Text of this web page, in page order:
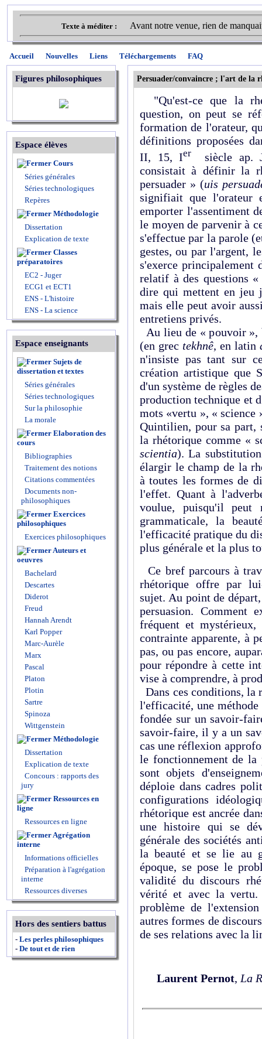
Texte à méditer : Avant notre venue, rien de
Accueil Nouvelles Liens Téléchargements FAQ
Figures philosophiques
Espace élèves
Cours
Séries générales
Séries technologiques
Repères
Méthodologie
Dissertation
Explication de texte
Classes
préparatoires
EC2 - Juger
ECG1 et ECT1
ENS - L'histoire
ENS - La science
Espace enseignants
Sujets de
dissertation et textes
Séries générales
Séries technologiques
Sur la philosophie
La morale
Elaboration des
cours
Bibliographies
Traitement des notions
Citations commentées
Documents non-
philosophiques
Exercices
philosophiques
Exercices philosophiques
Auteurs et
oeuvres
Bachelard
Descartes
Diderot
Freud
Hannah Arendt
Karl Popper
Marc-Aurèle
Marx
Pascal
Platon
Plotin
Sartre
Spinoza
Wittgenstein
Méthodologie
Dissertation
Explication de texte
Concours : rapports des
jury
Ressources en
ligne
Ressources en ligne
Agrégation
interne
Informations officielles
Préparation à l'agrégation
interne
Ressources diverses
Hors des sentiers battus
- Les perles philosophiques
- De tout et de rien
Persuader/convaincre ; l'art de la
"Qu'est-ce que la
question, on peut se
formation de l'orateur,
définitions proposées
II, 15, Ier siècle ap.
consistait à définir la
persuader » (uis
signifiait que l'orateur
emporter l'assentiment
le moyen de parvenir à
s'effectue par la parole
gestes, ou par l'argent,
s'exerce principale­ment
relatif à des questions
dire qui mettent en jeu
mais elle peut avoir
entretiens privés.
Au lieu de « pouvoir »,
(en grec tekhnê, en latin
n'insiste pas tant sur
création artistique que
d'un système de règles
production technique et
mots «vertu », « science
Quintilien, pour sa part,
la rhéto­rique comme «
scien­tia). La
élargir le champ de la
à toutes les formes de
l'effet. Quant à
voulue, puisqu'il
grammaticale, la
l'efficacité pratique du
plus générale et la plus
Ce bref parcours à
rhétorique offre par
sujet. Au point de
persuasion. Comment
fréquent et
contrainte apparente, à
pas, ou pas encore,
pour répondre à cette
vise à comprendre, à
Dans ces conditions, la
l'efficacité, une
fondée sur un savoir-
savoir-faire, il y a un
cas une réflexion
le fonctionnement de
sont objets
déploie dans cadres
configurations
rhétorique est ancrée
une histoire qui se
générale des sociétés
la beauté et se lie au
époque, se pose le
validité du discours
vérité et avec la vertu.
problème de
autres formes de
de ses relations avec la
Laurent Pernot, La